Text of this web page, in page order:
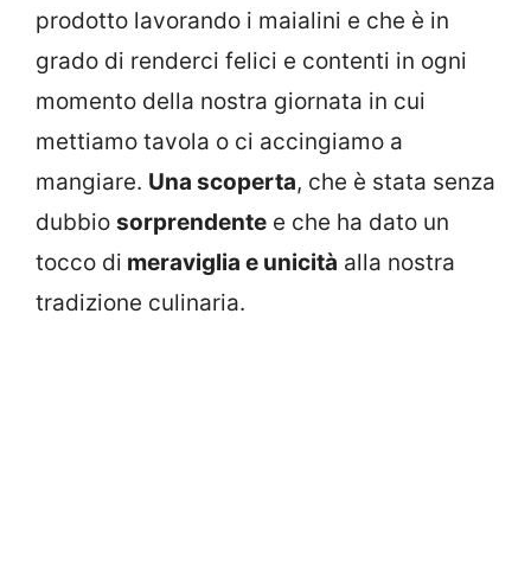
prodotto lavorando i maialini e che è in
grado di renderci felici e contenti in ogni
momento della nostra giornata in cui
mettiamo tavola o ci accingiamo a
mangiare. Una scoperta, che è stata senza
dubbio sorprendente e che ha dato un
tocco di meraviglia e unicità alla nostra
tradizione culinaria.